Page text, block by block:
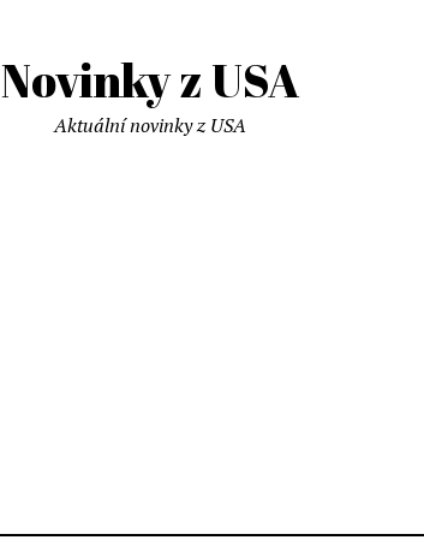
Novinky z USA
Aktuální novinky z USA